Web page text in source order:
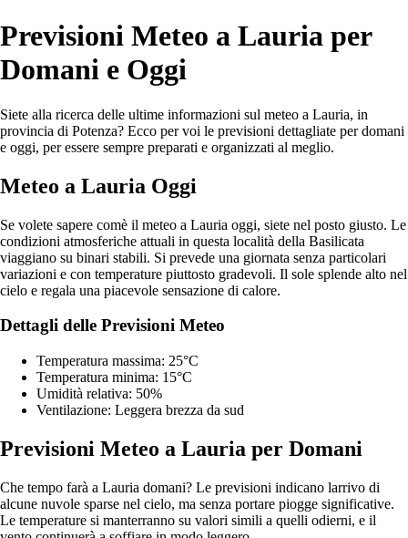
Previsioni Meteo a Lauria per
Domani e Oggi
Siete alla ricerca delle ultime informazioni sul meteo a Lauria, in
provincia di Potenza? Ecco per voi le previsioni dettagliate per domani
e oggi, per essere sempre preparati e organizzati al meglio.
Meteo a Lauria Oggi
Se volete sapere comè il meteo a Lauria oggi, siete nel posto giusto. Le
condizioni atmosferiche attuali in questa località della Basilicata
viaggiano su binari stabili. Si prevede una giornata senza particolari
variazioni e con temperature piuttosto gradevoli. Il sole splende alto nel
cielo e regala una piacevole sensazione di calore.
Dettagli delle Previsioni Meteo
Temperatura massima: 25°C
Temperatura minima: 15°C
Umidità relativa: 50%
Ventilazione: Leggera brezza da sud
Previsioni Meteo a Lauria per Domani
Che tempo farà a Lauria domani? Le previsioni indicano larrivo di
alcune nuvole sparse nel cielo, ma senza portare piogge significative.
Le temperature si manterranno su valori simili a quelli odierni, e il